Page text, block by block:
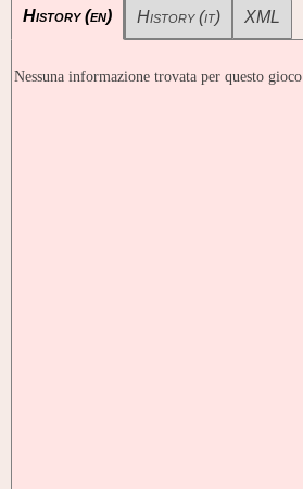
History (en) History (it) XML
Nessuna informazione trovata per questo gioco